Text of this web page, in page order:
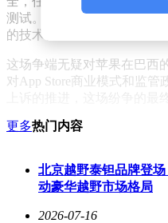
测试。因此，苹果表示，无
的技术调整。
这场争端无疑对苹果在巴西
对App Store商业模式和监管
更多热门内容
北京越野泰钽品牌登
动豪华越野市场格局
2026-07-16